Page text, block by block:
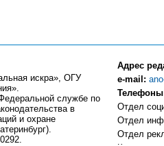
искра», ОГУ
службе по
в
и охране
Адрес
e-mail:
Отдел
Отдел
Отдел